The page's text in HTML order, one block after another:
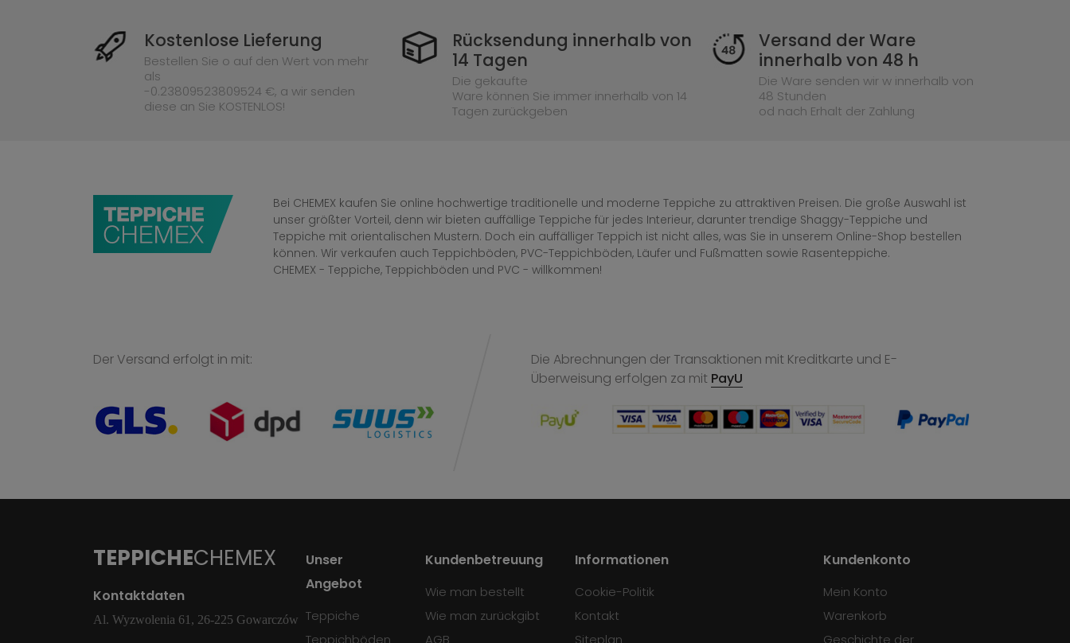
Kostenlose Lieferung
Bestellen Sie o auf den Wert von mehr
als
-0.23809523809524 €, a wir senden
diese an Sie KOSTENLOS!
Rücksendung innerhalb von
14 Tagen
Die gekaufte
Ware können Sie immer innerhalb von 14
Tagen zurückgeben
Versand der Ware
innerhalb von 48 h
Die Ware senden wir w innerhalb von
48 Stunden
od nach Erhalt der Zahlung
Bei CHEMEX kaufen Sie online hochwertige traditionelle und moderne Teppiche zu attraktiven Preisen. Die große Auswahl ist
unser größter Vorteil, denn wir bieten auffällige Teppiche für jedes Interieur, darunter trendige Shaggy-Teppiche und
Teppiche mit orientalischen Mustern. Doch ein auffälliger Teppich ist nicht alles, was Sie in unserem Online-Shop bestellen
können. Wir verkaufen auch Teppichböden, PVC-Teppichböden, Läufer und Fußmatten sowie Rasenteppiche.
CHEMEX - Teppiche, Teppichböden und PVC - willkommen!
Der Versand erfolgt in mit:
Die Abrechnungen der Transaktionen mit Kreditkarte und E-
Überweisung erfolgen za mit PayU
TEPPICHECHEMEX
Kontaktdaten
Al. Wyzwolenia 61, 26-225 Gowarczów
Unser
Angebot
Teppiche
Teppichböden
Kundenbetreuung
Wie man bestellt
Wie man zurückgibt
AGB
Informationen
Cookie-Politik
Kontakt
Siteplan
Kundenkonto
Mein Konto
Warenkorb
Geschichte der